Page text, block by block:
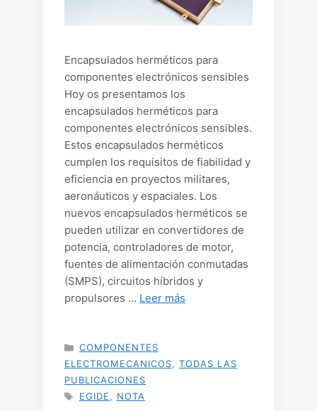
Encapsulados herméticos para
componentes electrónicos sensibles
Hoy os presentamos los
encapsulados herméticos para
componentes electrónicos sensibles.
Estos encapsulados herméticos
cumplen los requisitos de fiabilidad y
eficiencia en proyectos militares,
aeronáuticos y espaciales. Los
nuevos encapsulados herméticos se
pueden utilizar en convertidores de
potencia, controladores de motor,
fuentes de alimentación conmutadas
(SMPS), circuitos híbridos y
propulsores … Leer más
CATEGORÍAS
COMPONENTES
ELECTROMECANICOS
TODAS LAS
PUBLICACIONES
ETIQUETAS
EGIDE NOTA